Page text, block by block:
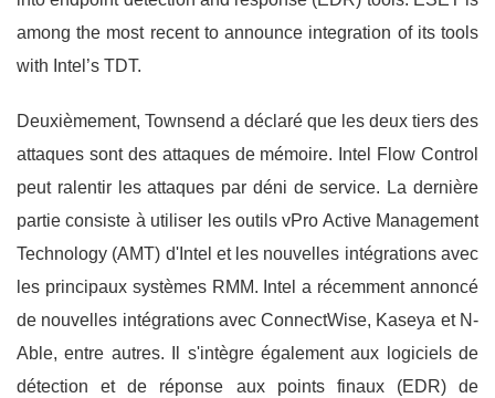
among the most recent to announce integration of its tools
with Intel’s TDT.
Deuxièmement, Townsend a déclaré que les deux tiers des
attaques sont des attaques de mémoire. Intel Flow Control
peut ralentir les attaques par déni de service. La dernière
partie consiste à utiliser les outils vPro Active Management
Technology (AMT) d'Intel et les nouvelles intégrations avec
les principaux systèmes RMM. Intel a récemment annoncé
de nouvelles intégrations avec ConnectWise, Kaseya et N-
Able, entre autres. Il s'intègre également aux logiciels de
détection et de réponse aux points finaux (EDR) de